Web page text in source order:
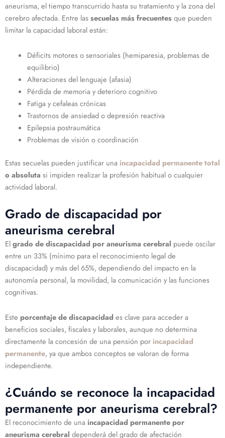
aneurisma, el tiempo transcurrido hasta su tratamiento y la zona del
cerebro afectada. Entre lassecuelas más frecuentesque pueden
limitar la capacidad laboral están:
Déficits motores o sensoriales (hemiparesia, problemas de
equilibrio)
Alteraciones del lenguaje (afasia)
Pérdida de memoria y deterioro cognitivo
Fatiga y cefaleas crónicas
Trastornos de ansiedad o depresión reactiva
Epilepsia postraumática
Problemas de visión o coordinación
Estas secuelas pueden justificar una incapacidad permanente total
o absoluta si impiden realizar la profesión habitual o cualquier
actividad laboral.
Grado de discapacidad por
aneurisma cerebral
Elgrado de discapacidad por aneurisma cerebral puede oscilar
entre un 33% (mínimo para el reconocimiento legal de
discapacidad) y más del 65%, dependiendo del impacto en la
autonomía personal, la movilidad, la comunicación y las funciones
cognitivas.
Este porcentaje de discapacidad es clave para acceder a
beneficios sociales, fiscales y laborales, aunque no determina
directamente la concesión de una pensión por incapacidad
permanente, ya que ambos conceptos se valoran de forma
independiente.
¿Cuándo se reconoce la incapacidad
permanente por aneurisma cerebral?
El reconocimiento de una incapacidad permanente por
aneurisma cerebral dependerá del grado de afectación